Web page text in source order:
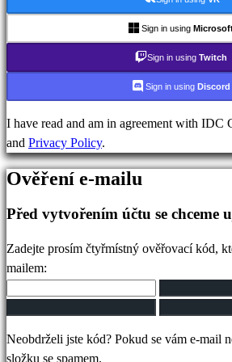
Podpora
Registrovat
Přihlásit
Zapomněli
jste
Změna
jazyka
AR
Sign in using
Sign in using Twitch
Sign in using Discord
I have read and am in agreement with IDC
and Privacy Policy.
Ověření e-mailu
Před vytvořením účtu se chceme
Zadejte prosím čtyřmístný ověřovací kód,
mailem:
Neobdrželi jste kód? Pokud se vám e-mail
složku se spamem.